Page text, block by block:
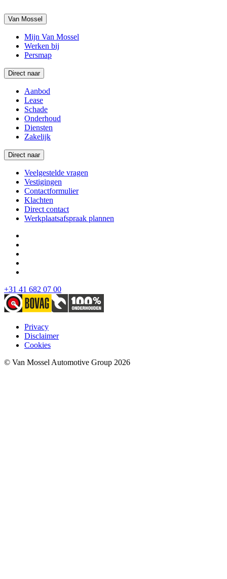
Van Mossel
Mijn Van Mossel
Werken bij
Persmap
Direct naar
Aanbod
Lease
Schade
Onderhoud
Diensten
Zakelijk
Direct naar
Veelgestelde vragen
Vestigingen
Contactformulier
Klachten
Direct contact
Werkplaatsafspraak plannen
+31 41 682 07 00
Privacy
Disclaimer
Cookies
© Van Mossel Automotive Group 2026